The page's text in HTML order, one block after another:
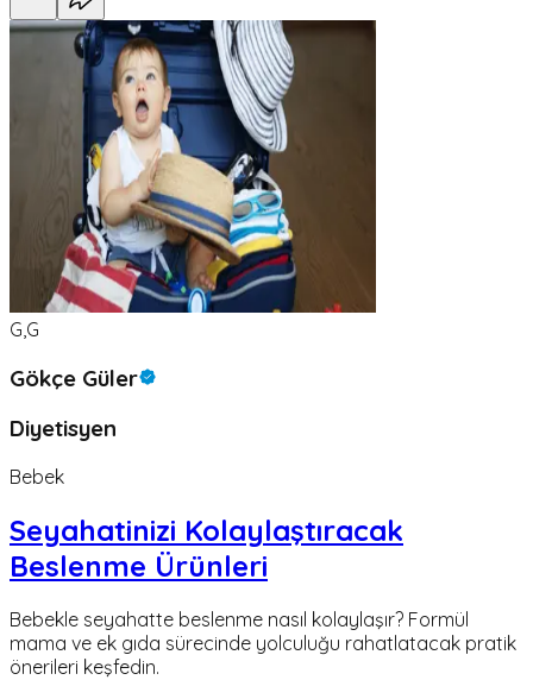
G,G
Gökçe Güler
Diyetisyen
Bebek
Seyahatinizi Kolaylaştıracak
Beslenme Ürünleri
Bebekle seyahatte beslenme nasıl kolaylaşır? Formül
mama ve ek gıda sürecinde yolculuğu rahatlatacak pratik
önerileri keşfedin.